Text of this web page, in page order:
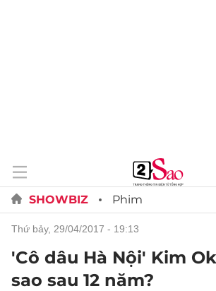
SHOWBIZ Phim
thứ bảy, 29/04/2017 - 19:13
'Cô dâu Hà Nội' Kim
sao sau 12 năm?